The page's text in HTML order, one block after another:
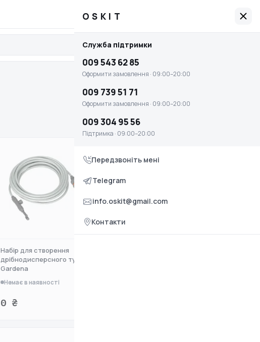
Графік роботи: 09:00–20:00
Набір для створення
дрібнодисперсного туману
Gardena
Немає в наявності
0 ₴
OSKIT
Головна
Оплата і доставка
Умови повернення та обміну
Контакти
Служба підтримки
Оформити замовлення · 09:00–20:00
009 739 51 71
Підтримка · 09:00–20:00
OSKIT
Служба підтримки
009 543 62 85
Оформити замовлення · 09:00–20:00
009 739 51 71
Оформити замовлення · 09:00–20:00
009 304 95 56
Підтримка · 09:00–20:00
Передзвоніть мені
Telegram
info.oskit@gmail.com
Контакти